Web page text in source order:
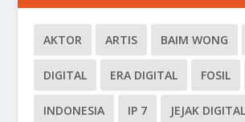
AKTOR ARTIS BAIM WONG
DIGITAL ERA DIGITAL FOSIL
INDONESIA IP 7 JEJAK DIGITAL